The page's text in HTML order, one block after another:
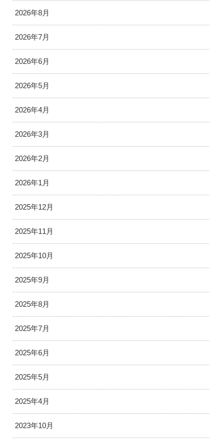
2026年8月
2026年7月
2026年6月
2026年5月
2026年4月
2026年3月
2026年2月
2026年1月
2025年12月
2025年11月
2025年10月
2025年9月
2025年8月
2025年7月
2025年6月
2025年5月
2025年4月
2023年10月